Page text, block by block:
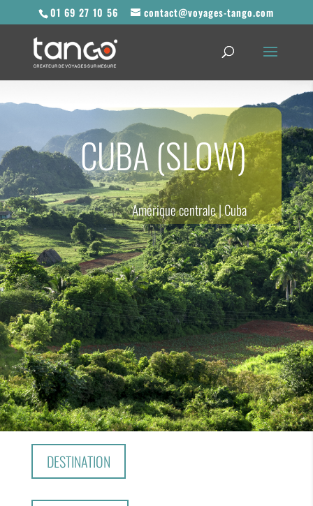
01 69 27 10 56 contact@voyages-tango.com
CUBA (SLOW)
Amérique centrale|Cuba
DESTINATION